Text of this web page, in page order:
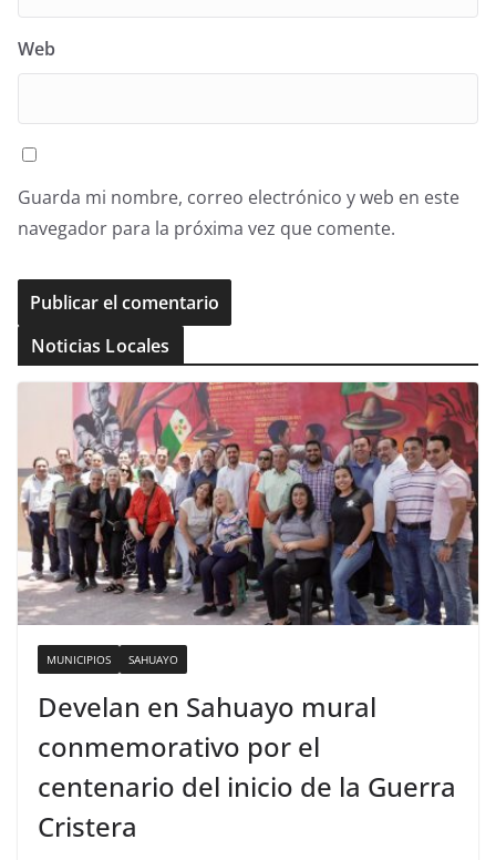
Web
Guarda mi nombre, correo electrónico y web en este
navegador para la próxima vez que comente.
Noticias Locales
MUNICIPIOS SAHUAYO
Develan en Sahuayo mural
conmemorativo por el
centenario del inicio de la Guerra
Cristera